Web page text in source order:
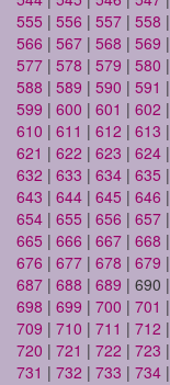
555 | 556 | 557 | 558 |
566 | 567 | 568 | 569 |
577 | 578 | 579 | 580 |
588 | 589 | 590 | 591 |
599 | 600 | 601 | 602 |
610 | 611 | 612 | 613 |
621 | 622 | 623 | 624 |
632 | 633 | 634 | 635 |
643 | 644 | 645 | 646 |
654 | 655 | 656 | 657 |
665 | 666 | 667 | 668 |
676 | 677 | 678 | 679 |
687 | 688 | 689 | 690 |
698 | 699 | 700 | 701 |
709 | 710 | 711 | 712 |
720 | 721 | 722 | 723 |
731 | 732 | 733 | 734 |